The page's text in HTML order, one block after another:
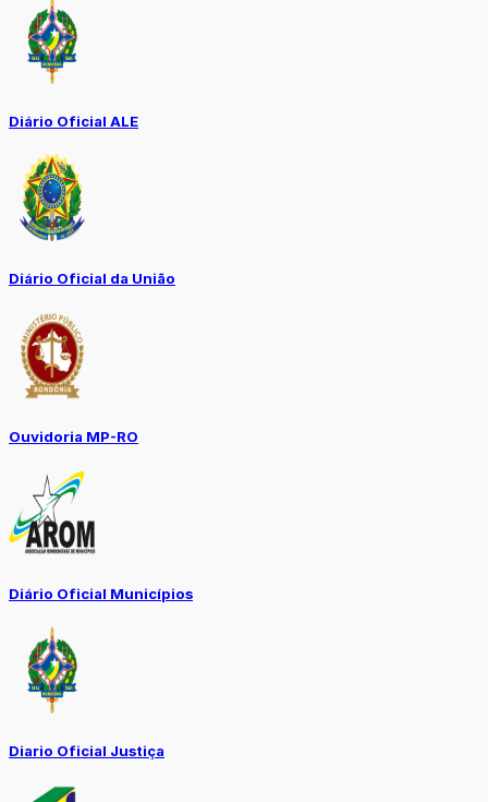
Diário Oficial ALE
Diário Oficial da União
Ouvidoria MP-RO
Diário Oficial Municípios
Diario Oficial Justiça